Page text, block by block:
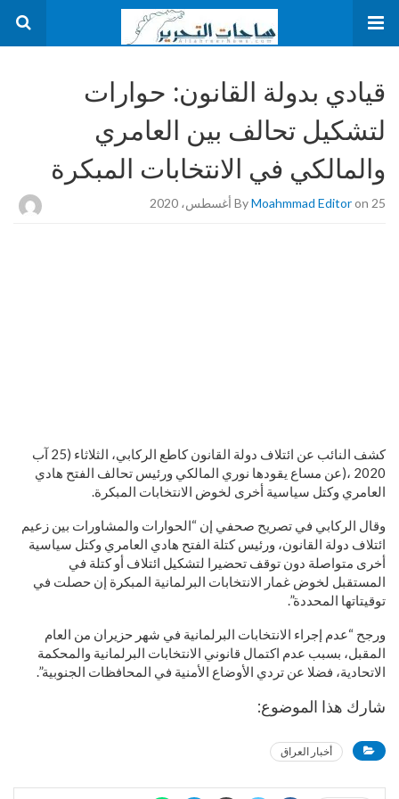
قيادي بدولة القانون: حوارات
لتشكيل تحالف بين العامري
والمالكي في الانتخابات المبكرة
ByMoahmmad Editoron 25 أغسطس، 2020
كشف النائب عن ائتلاف دولة القانون كاطع الركابي، الثلاثاء (25 آب
2020 ،(عن مساع يقودها نوري المالكي ورئيس تحالف الفتح هادي
العامري وكتل سياسية أخرى لخوض الانتخابات المبكرة.
وقال الركابي في تصريح صحفي إن “الحوارات والمشاورات بين زعيم
ائتلاف دولة القانون، ورئيس كتلة الفتح هادي العامري وكتل سياسية
أخرى متواصلة دون توقف تحضيرا لتشكيل ائتلاف أو كتلة في
المستقبل لخوض غمار الانتخابات البرلمانية المبكرة إن حصلت في
توقيتاتها المحددة”.
ورجح “عدم إجراء الانتخابات البرلمانية في شهر حزيران من العام
المقبل، بسبب عدم اكتمال قانوني الانتخابات البرلمانية والمحكمة
الاتحادية، فضلا عن تردي الأوضاع الأمنية في المحافظات الجنوبية”.
شارك هذا الموضوع:
أخبار العراق